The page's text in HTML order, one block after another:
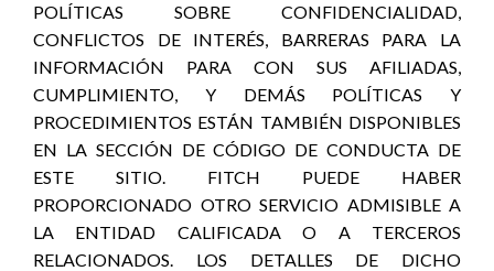
POLÍTICAS SOBRE CONFIDENCIALIDAD,
CONFLICTOS DE INTERÉS, BARRERAS PARA LA
INFORMACIÓN PARA CON SUS AFILIADAS,
CUMPLIMIENTO, Y DEMÁS POLÍTICAS Y
PROCEDIMIENTOS ESTÁN TAMBIÉN DISPONIBLES
EN LA SECCIÓN DE CÓDIGO DE CONDUCTA DE
ESTE SITIO. FITCH PUEDE HABER
PROPORCIONADO OTRO SERVICIO ADMISIBLE A
LA ENTIDAD CALIFICADA O A TERCEROS
RELACIONADOS. LOS DETALLES DE DICHO